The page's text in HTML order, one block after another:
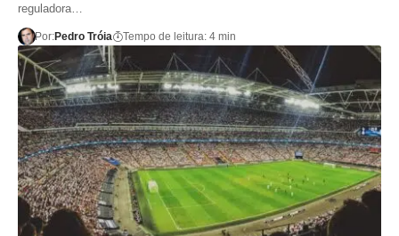
reguladora…
Por:Pedro Tróia Tempo de leitura: 4 min